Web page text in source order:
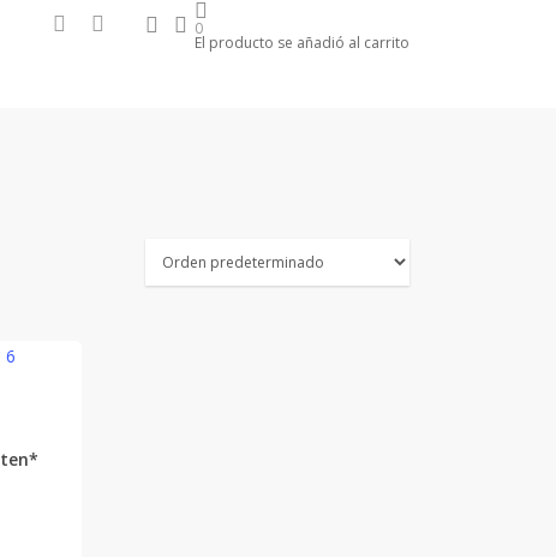
facebookinstagram searchaccount
0
El producto se añadió al carrito